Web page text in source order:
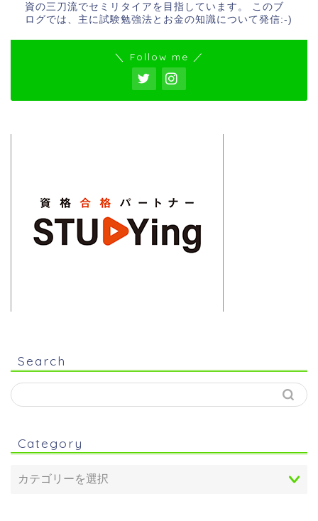
資の三刀流でセミリタイアを目指しています。 このブ
ログでは、主に試験勉強法とお金の知識について発信:-)
＼ Follow me ／
Search
Category